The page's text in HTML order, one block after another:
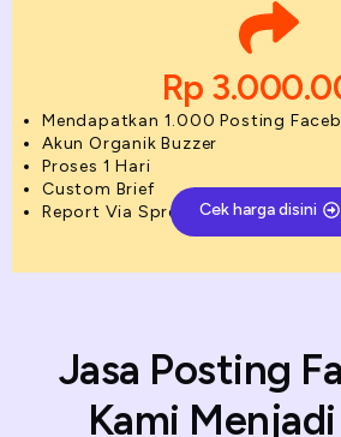
Rp
Mendapatkan 1.000 Posting
Akun Organik Buzzer
Proses 1 Hari
Custom Brief
Report Via SpreadsheetCek harga disini
Jasa Posting
Kami